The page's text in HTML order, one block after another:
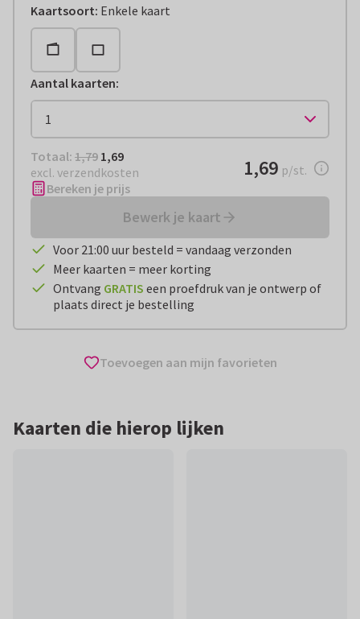
Kaartsoort: Enkele kaart
Aantal kaarten:
Totaal: € 1,69
Totaal: 1,79 1,69
excl. verzendkosten
€ 1,69per stuk
1,69 p/st.
Bereken je prijs
Bewerk je kaart
Voor 21:00 uur besteld = vandaag verzonden
Meer kaarten = meer korting
Ontvang GRATIS een proefdruk van je ontwerp of
plaats direct je bestelling
Toevoegen aan mijn favorieten
Kaarten die hierop lijken